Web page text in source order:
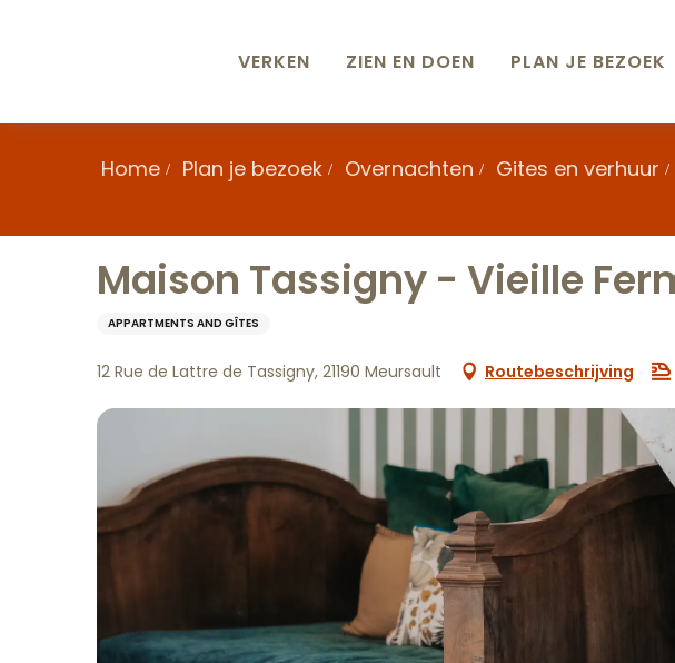
VERKEN ZIEN EN DOEN PLAN JE BEZOEK
Home Plan je bezoek Overnachten Gites en verhuur
Maison Tassigny - Vieille
APPARTMENTS AND GÎTES
12 Rue de Lattre de Tassigny, 21190 Meursault Routebeschrijving